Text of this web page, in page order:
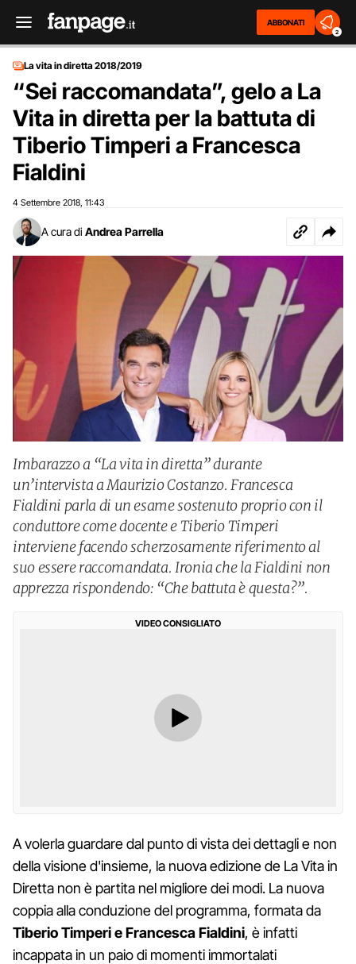
ABBONATI
2
La vita in diretta 2018/2019
“Sei raccomandata”, gelo a La
Vita in diretta per la battuta di
Tiberio Timperi a Francesca
Fialdini
4 Settembre 2018 11:43
A cura di Andrea Parrella
Imbarazzo a “La vita in diretta” durante
un’intervista a Maurizio Costanzo. Francesca
Fialdini parla di un esame sostenuto proprio con il
conduttore come docente e Tiberio Timperi
interviene facendo scherzosamente riferimento al
suo essere raccomandata. Ironia che la Fialdini non
apprezza rispondendo: “Che battuta è questa?”.
VIDEO CONSIGLIATO
A volerla guardare dal punto di vista dei dettagli e non
della visione d'insieme, la nuova edizione de La Vita in
Diretta non è partita nel migliore dei modi. La nuova
coppia alla conduzione del programma, formata da
Tiberio Timperi e Francesca Fialdini, è infatti
incappata in un paio di momenti immortalati